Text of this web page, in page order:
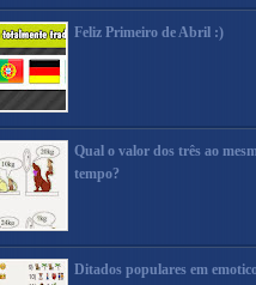
Feliz Primeiro de Abril :)
Qual o valor dos três ao
tempo?
Ditados populares em